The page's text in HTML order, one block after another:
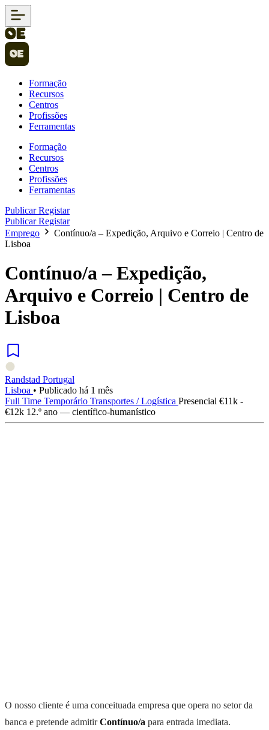
Formação
Recursos
Centros
Profissões
Ferramentas
Formação
Recursos
Centros
Profissões
Ferramentas
PublicarRegistar
PublicarRegistar
Emprego
Contínuo/a – Expedição, Arquivo e Correio | Centro de
Lisboa
Contínuo/a – Expedição,
Arquivo e Correio | Centro de
Lisboa
Randstad Portugal
Lisboa • Publicado há 1 mês
Full Time Temporário Transportes / Logística Presencial €11k -
€12k 12.º ano — científico-humanístico
O nosso cliente é uma conceituada empresa que opera no setor da
banca e pretende admitirContínuo/a para entrada imediata.